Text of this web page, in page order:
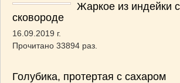
Жаркое из индейки
сковороде
16.09.2019 г.
Прочитано 33894 раз.
Голубика, протертая с сахаром